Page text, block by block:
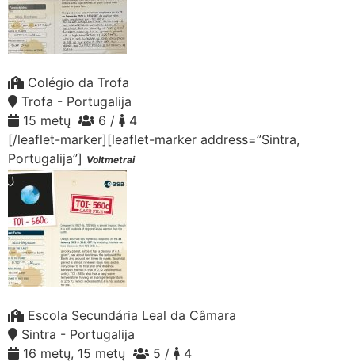
Colégio da Trofa
Trofa - Portugalija
15 metų
6 /
4
[/leaflet-marker][leaflet-marker address=”Sintra,
Portugalija”] Voltmetrai
Escola Secundária Leal da Câmara
Sintra - Portugalija
16 metų, 15 metų
5 /
4